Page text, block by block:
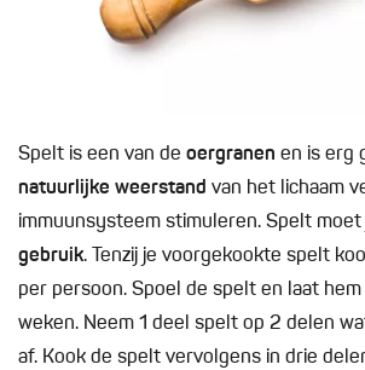
Spelt is een van de oergranen en is erg
natuurlijke weerstand van het lichaam
immuunsysteem stimuleren. Spelt moet
gebruik. Tenzij je voorgekookte spelt
per persoon. Spoel de spelt en laat
weken. Neem 1 deel spelt op 2 delen
af. Kook de spelt vervolgens in drie